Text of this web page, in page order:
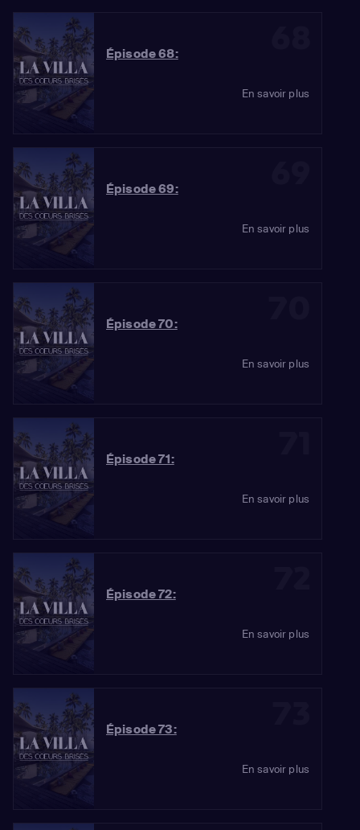
Épisode 68:
En savoir plus
Épisode 69:
En savoir plus
Épisode 70:
En savoir plus
Épisode 71:
En savoir plus
Épisode 72:
En savoir plus
Épisode 73:
En savoir plus